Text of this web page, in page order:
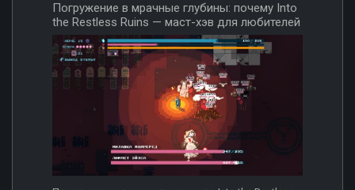
Погружение в мрачные глубины: почему Into
the Restless Ruins — маст-хэв для любителей
рогаликов